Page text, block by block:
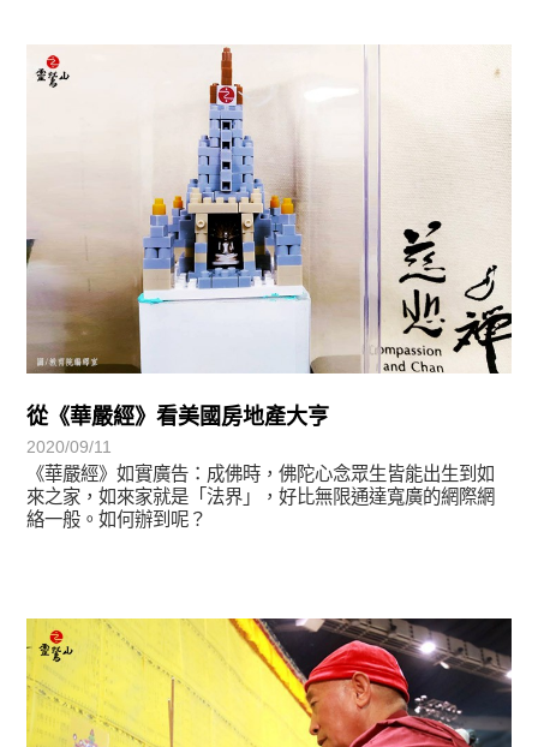
從《華嚴經》看美國房地產大亨
2020/09/11
《華嚴經》如實廣告：成佛時，佛陀心念眾生皆能出生到如
來之家，如來家就是「法界」，好比無限通達寬廣的網際網
絡一般。如何辦到呢？
覺有情-法華期